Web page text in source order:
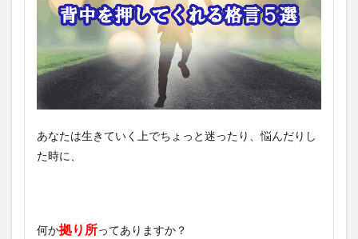
あなたは生きていく上でちょっと迷ったり、悩んだりし
た時に、
何か拠り所ってありますか？